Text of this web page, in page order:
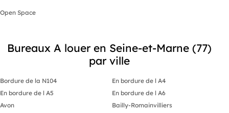
Open Space
Bureaux A louer en Seine-et-Marne (77)
par ville
Bordure de la N104
En bordure de l A4
En bordure de l A5
En bordure de l A6
Avon
Bailly-Romainvilliers